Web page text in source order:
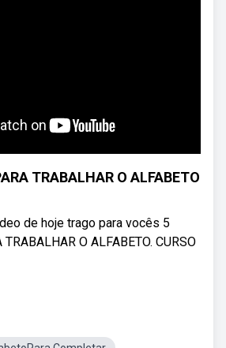
TRABALHAR O ALFABETO
de hoje trago para vocês 5
O ALFABETO. CURSO